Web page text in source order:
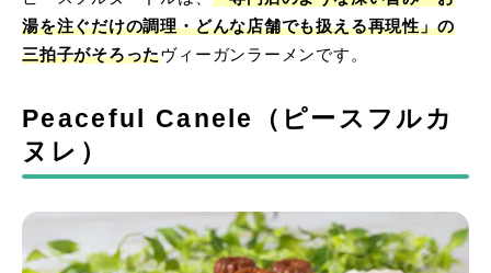
湯を注ぐだけの調理・どんな店舗でも扱える再現性」の
三拍子がそろったヴィーガンラーメンです。
Peaceful Canele（ピースフルカ
ヌレ）